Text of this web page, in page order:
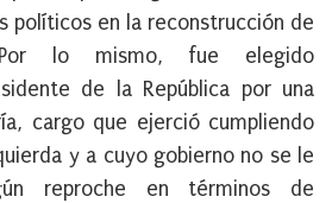
políticos en la reconstrucción de
lo mismo, fue elegido
de la República por una
cargo que ejerció cumpliendo
y a cuyo gobierno no se le
reproche en términos de